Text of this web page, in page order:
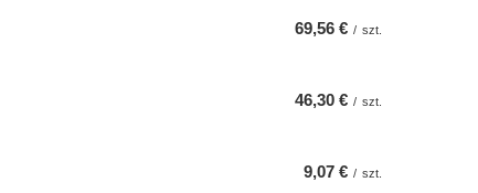
69,56 € / szt.
46,30 € / szt.
9,07 € / szt.